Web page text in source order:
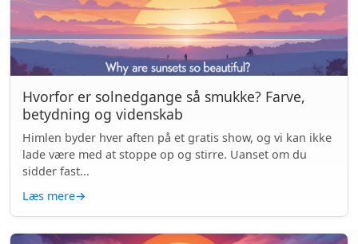
Hvorfor er solnedgange så smukke? Farve,
betydning og videnskab
Himlen byder hver aften på et gratis show, og vi kan ikke
lade være med at stoppe op og stirre. Uanset om du
sidder fast...
Læs mere→